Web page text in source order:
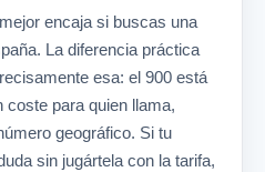
encaja si buscas una
La diferencia práctica
esa: el 900 está
coste para quien llama,
geográfico. Si tu
sin jugártela con la tarifa,